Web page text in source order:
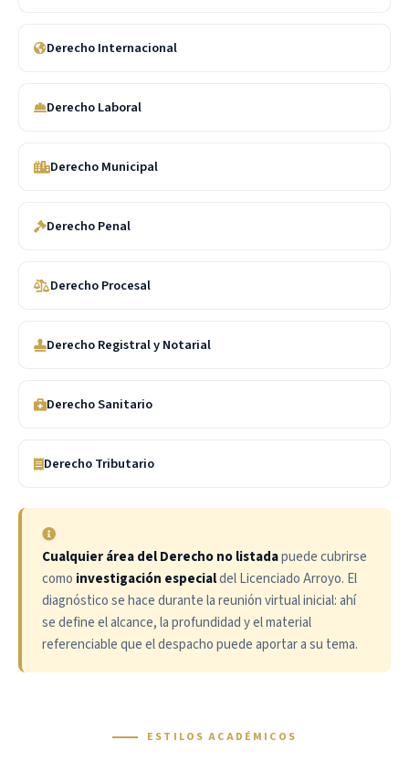
Derecho Internacional
Derecho Laboral
Derecho Municipal
Derecho Penal
Derecho Procesal
Derecho Registral y Notarial
Derecho Sanitario
Derecho Tributario
Cualquier área del Derecho no listadapuede cubrirse
como investigación especialdel Licenciado Arroyo. El
diagnóstico se hace durante la reunión virtual inicial: ahí
se define el alcance, la profundidad y el material
referenciable que el despacho puede aportar a su tema.
ESTILOS ACADÉMICOS